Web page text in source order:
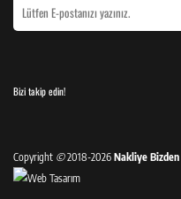
Bizi takip edin!
Copyright ©2018-2026 Nakliye Bizden